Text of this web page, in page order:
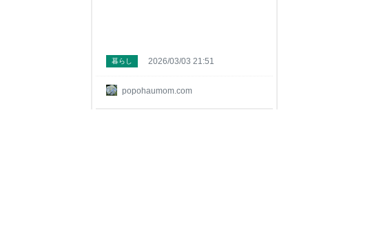
popohaumom.com
暮らし 2026/03/03 21:51